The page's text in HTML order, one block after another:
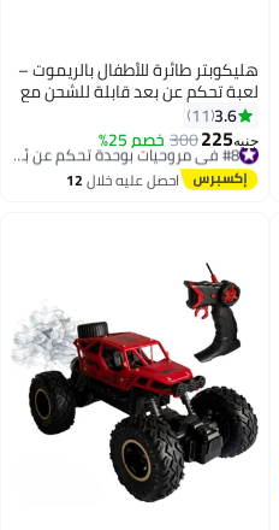
هليكوبتر طائرة للأطفال بالريموت –
لعبة تحكم عن بعد قابلة للشحن مع
من سن 6 سنوات فأكثر
3.6
11
جنيه225
300 خصم 25%
توصيل مجاني
احصل عليه خلال12